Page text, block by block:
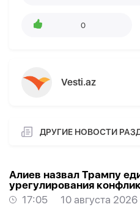
0
Vesti.az
ДРУГИЕ НОВОСТИ
Алиев назвал Трампу
урегулирования
17:05
10 августа 2026